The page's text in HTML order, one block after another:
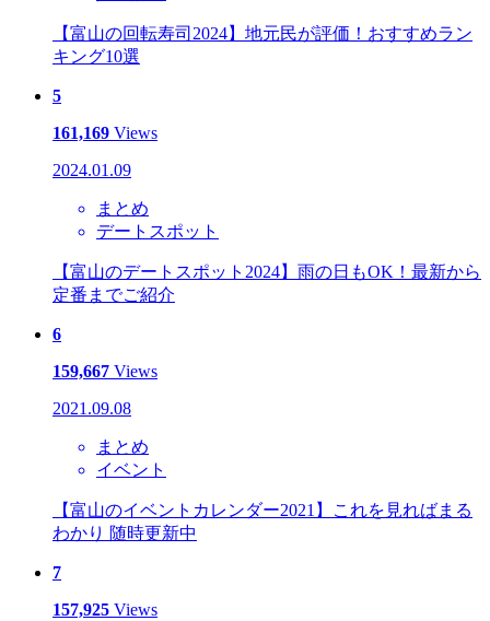
【富山の回転寿司2024】地元民が評価！おすすめラン
キング10選
5
161,169 Views
2024.01.09
まとめ
デートスポット
【富山のデートスポット2024】雨の日もOK！最新から
定番までご紹介
6
159,667 Views
2021.09.08
まとめ
イベント
【富山のイベントカレンダー2021】これを見ればまる
わかり 随時更新中
7
157,925 Views